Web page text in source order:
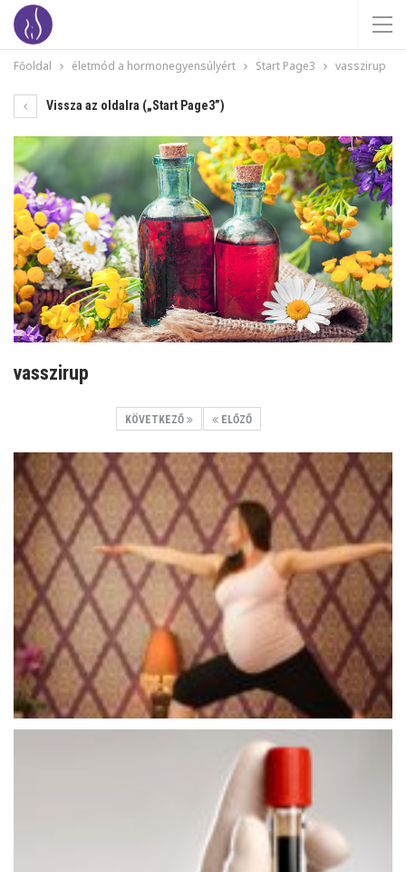
Főoldal életmód a hormonegyensúlyért Start Page3 vasszirup
Vissza az oldalra („Start Page3”)
vasszirup
KÖVETKEZŐ ELŐZŐ